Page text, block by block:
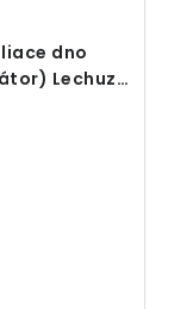
dno
Lechuza